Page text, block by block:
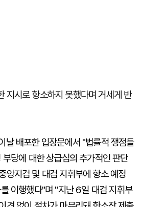
지시로 항소하지 못했다며 거세게 반
날 배포한 입장문에서 "법률적 쟁점들
당에 대한 상급심의 추가적인 판단
앙지검 및 대검 지휘부에 항소 예정
이행했다"며 "지난 6일 대검 지휘부